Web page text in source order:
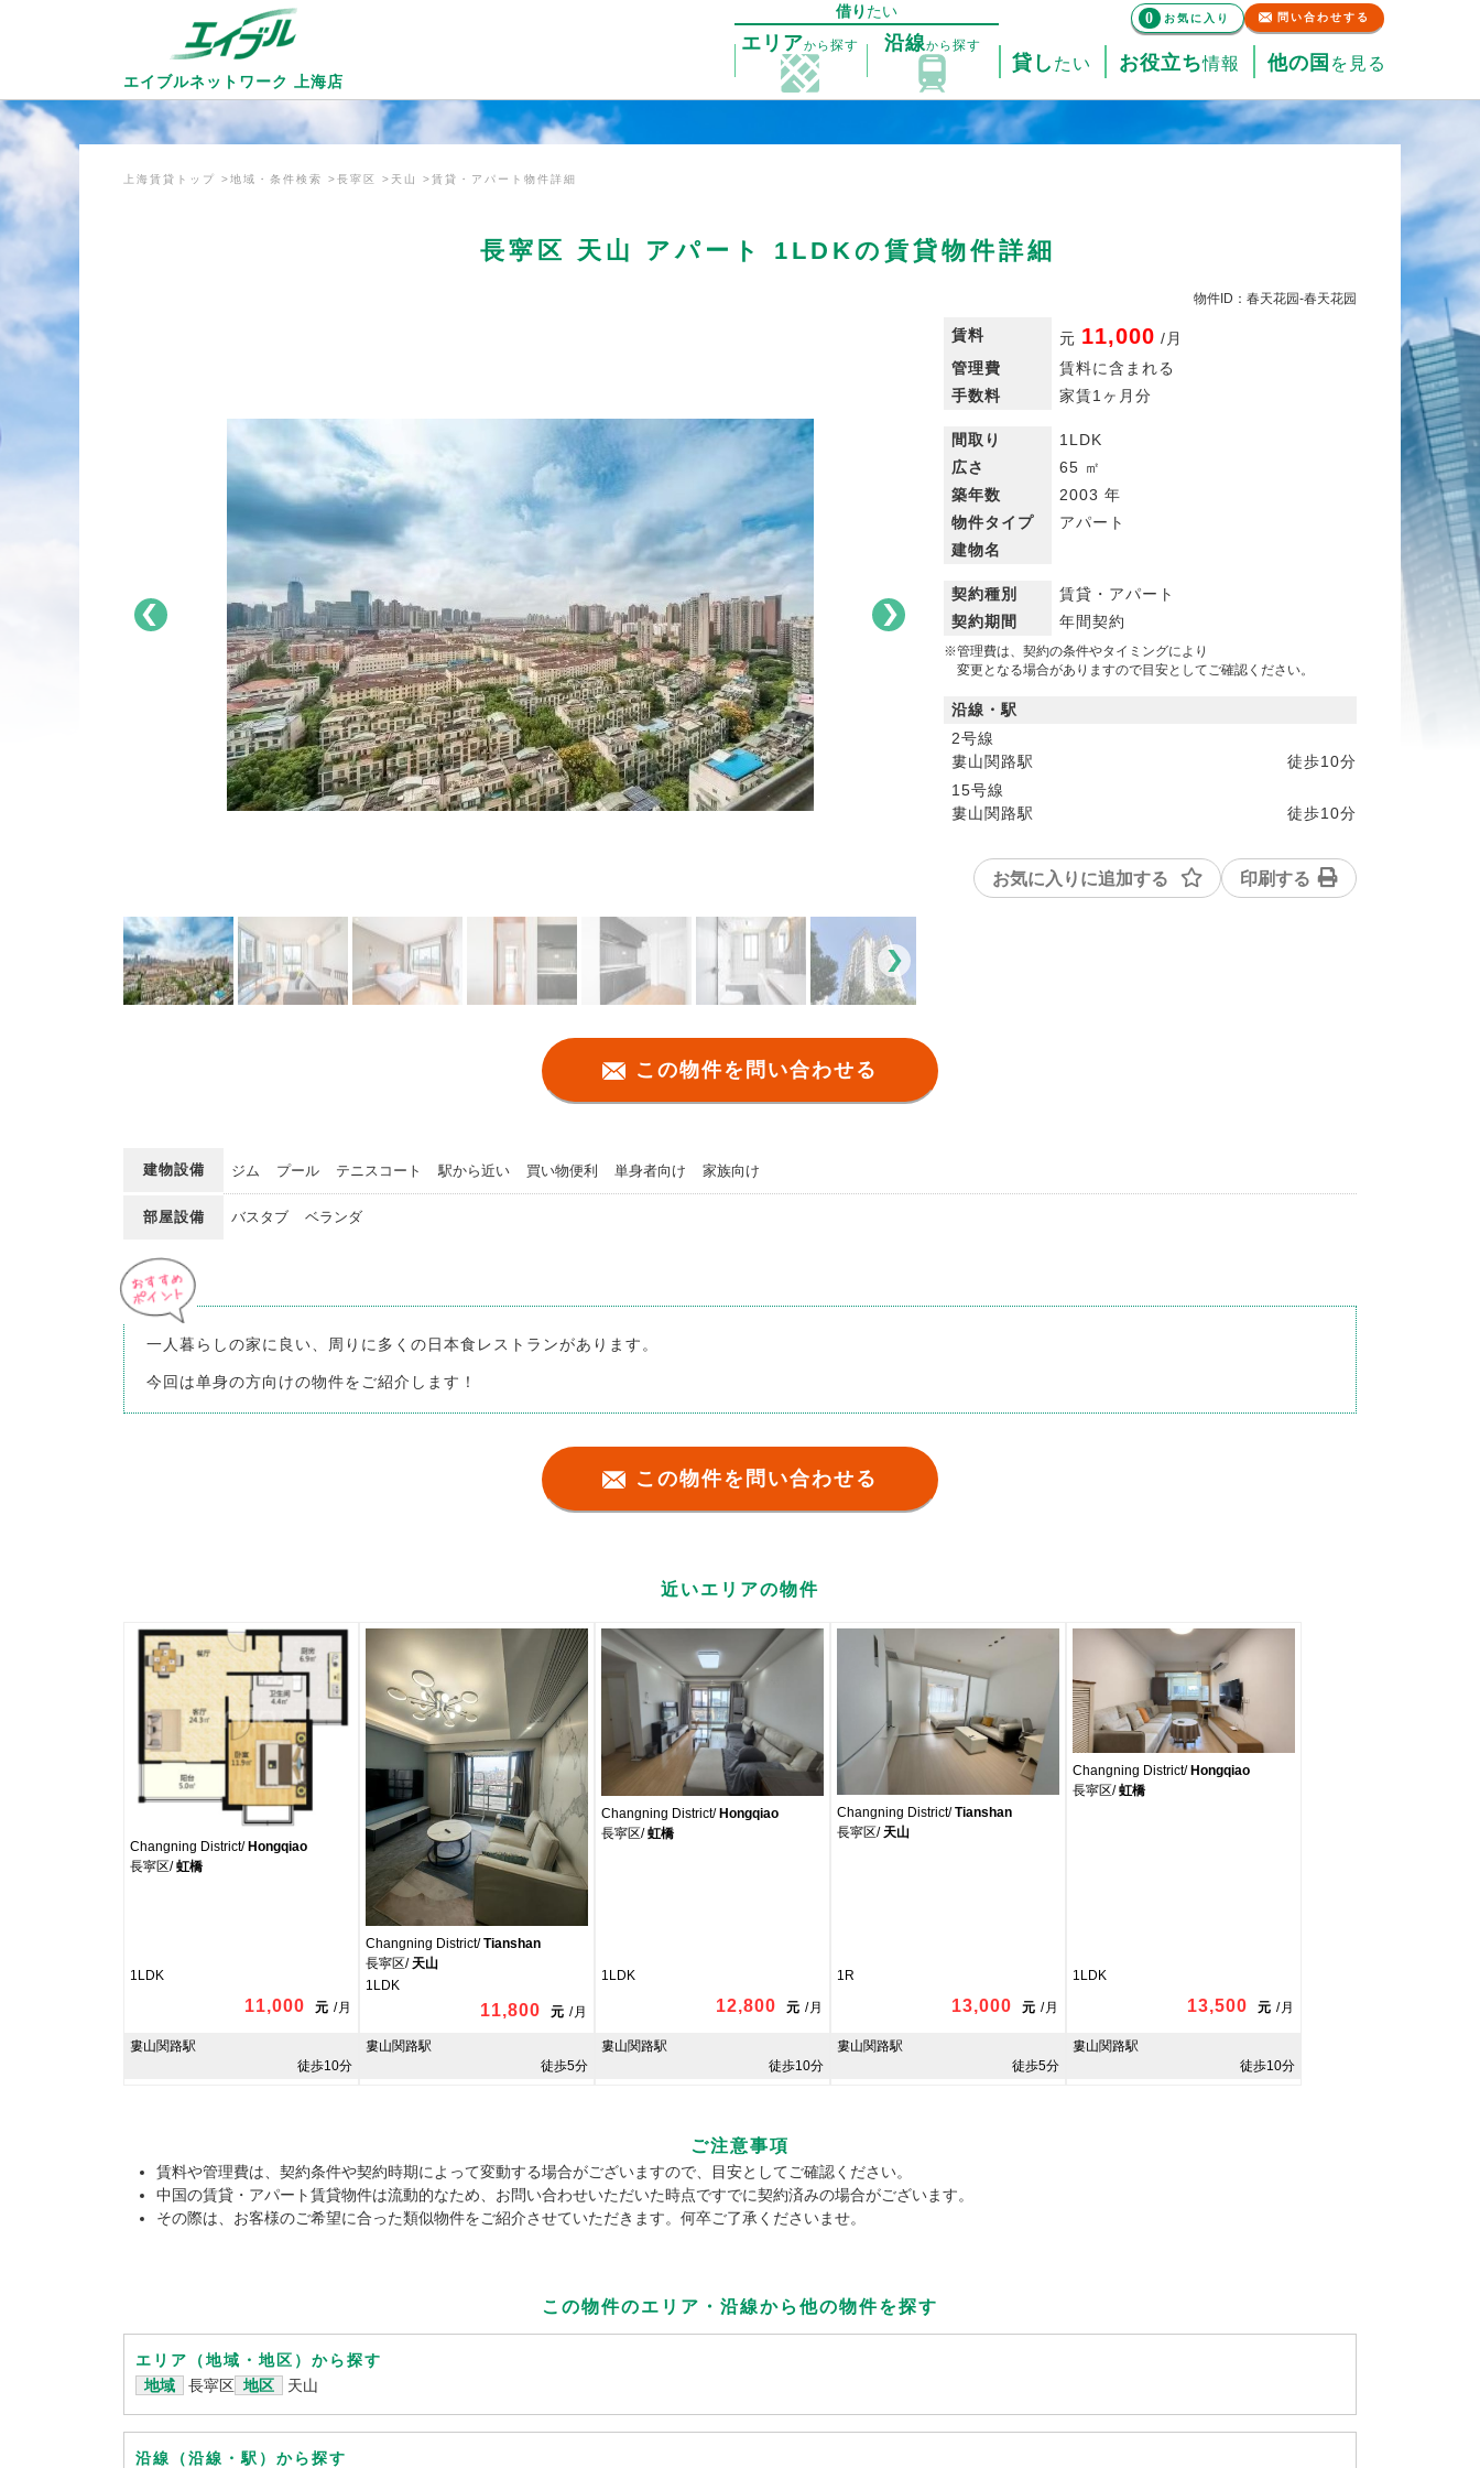
エイブルネットワーク 上海店
借り たい
エリアから探す 沿線から探す
貸し たい お役立ち情報 他の国 を見る
0 お気に入り 問い合わせする
上海賃貸トップ 地域・条件検索 長寜区 天山 賃貸・アパート物件詳細
長寜区 天山 アパート 1LDKの賃貸物件詳細
物件ID：春天花园-春天花园
賃料 元 11,000 / 月
管理費
賃料に含まれる
手数料
家賃1ヶ月分
間取り
1LDK
広さ
65 ㎡
築年数
2003 年
物件タイプ
アパート
建物名
契約種別
賃貸・アパート
契約期間
年間契約
※管理費は、契約の条件やタイミングにより
変更となる場合がありますので目安としてご確認ください。
沿線・駅
2号線
婁山関路駅
徒歩10分
15号線
婁山関路駅
徒歩10分
お気に入りに追加する 印刷する
この物件を問い合わせる
建物設備 ジム プール テニスコート 駅から近い 買い物便利 単身者向け 家族向け
部屋設備 バスタブ ベランダ
一人暮らしの家に良い、周りに多くの日本食レストランがあります。
今回は单身の方向けの物件をご紹介します！
この物件を問い合わせる
近いエリアの物件
Changning District/ Hongqiao
長寜区/虹橋
1LDK
11,000 元 /月
婁山関路駅
徒歩10分
Changning District/Tianshan
長寜区/ 天山
1LDK
11,800 元 /月
婁山関路駅
徒歩5分
Changning District/Hongqiao
長寜区/虹橋
1LDK
12,800 元 /月
婁山関路駅
徒歩10分
Changning District/Tianshan
長寜区/ 天山
1R
13,000 元 /月
婁山関路駅
徒歩5分
Changning District/ Hongqiao
長寜区/虹橋
1LDK
13,500 元 /月
婁山関路駅
徒歩10分
ご注意事項
賃料や管理費は、契約条件や契約時期によって変動する場合がございますので、目安としてご確認ください。
中国の賃貸・アパート賃貸物件は流動的なため、お問い合わせいただいた時点ですでに契約済みの場合がございます。
その際は、お客様のご希望に合った類似物件をご紹介させていただきます。何卒ご了承くださいませ。
この物件のエリア・沿線から 他の物件を探す
エリア（地域・地区）から探す
地域
長寜区 地区 天山
沿線（沿線・駅）から探す